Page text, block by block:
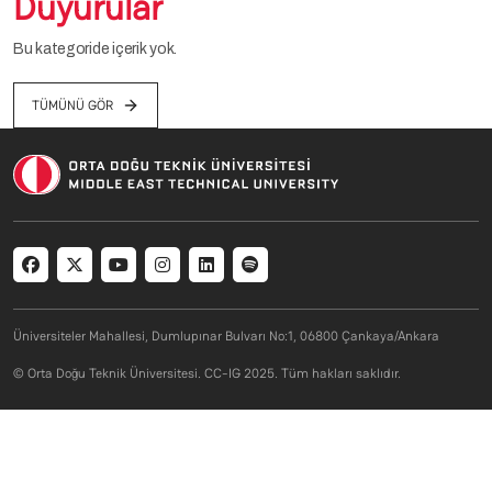
Bu kategoride içerik yok.
TÜMÜNÜ GÖR
Social menu
Üniversiteler Mahallesi, Dumlupınar Bulvarı No:1, 06800 Çankaya/Ankara
© Orta Doğu Teknik Üniversitesi. CC-IG 2025. Tüm hakları saklıdır.